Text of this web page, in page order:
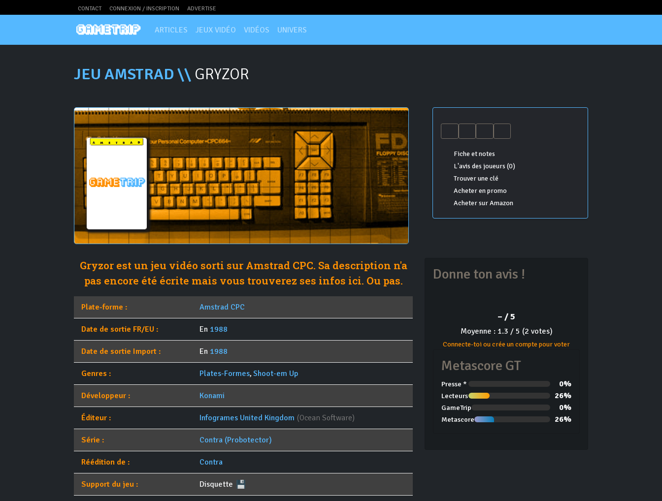
CONTACT CONNEXION / INSCRIPTION ADVERTISE
ARTICLES JEUX VIDÉO VIDÉOS UNIVERS
JEU AMSTRAD \\ GRYZOR
Fiche et notes
L'avis des joueurs (0)
Trouver une clé
Acheter en promo
Acheter sur Amazon
Gryzor est un jeu vidéo sorti sur Amstrad CPC. Sa description n'a
pas encore été écrite mais vous trouverez ses infos ici. Ou pas.
Plate-forme : Amstrad CPC
Date de sortie FR/EU : En 1988
Date de sortie Import : En 1988
Genres : Plates-Formes,Shoot-em Up
Développeur : Konami
Éditeur : Infogrames United Kingdom (Ocean Software)
Série : Contra (Probotector)
Réédition de : Contra
Support du jeu : Disquette
Donne ton avis !
– / 5
Moyenne : 1.3 / 5 (2 votes)
Connecte-toi ou crée un compte pour voter
Metascore GT
Presse * 0%
Lecteurs 26%
GameTrip 0%
Metascore 26%